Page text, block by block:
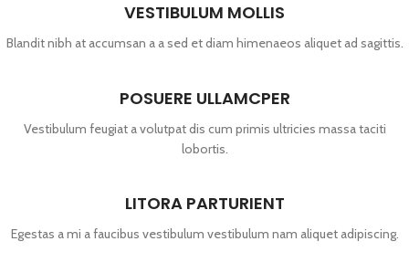
VESTIBULUM MOLLIS
Blandit nibh at accumsan a a sed et diam himenaeos aliquet ad sagittis.
POSUERE ULLAMCPER
Vestibulum feugiat a volutpat dis cum primis ultricies massa taciti
lobortis.
LITORA PARTURIENT
Egestas a mi a faucibus vestibulum vestibulum nam aliquet adipiscing.